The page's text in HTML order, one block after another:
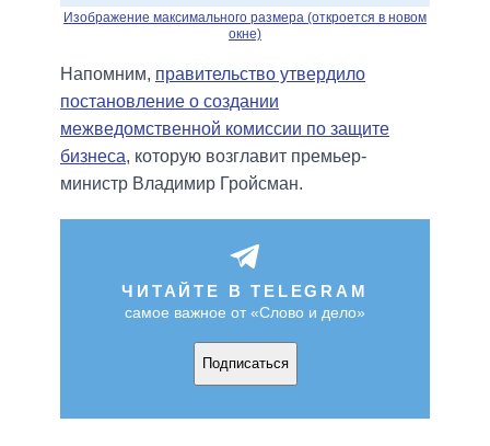
Изображение максимального размера (откроется в новом
окне)
Напомним, правительство утвердило
постановление о создании
межведомственной комиссии по защите
бизнеса, которую возглавит премьер-
министр Владимир Гройсман.
ЧИТАЙТЕ В TELEGRAM
самое важное от «Слово и дело»
Подписаться